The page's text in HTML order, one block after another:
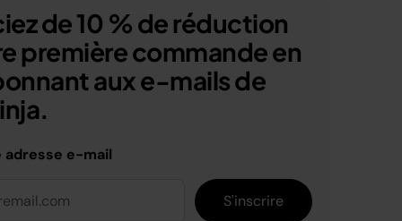
de 10 % de réduction
première commande en
aux e-mails de
adresse e-mail
S'inscrire